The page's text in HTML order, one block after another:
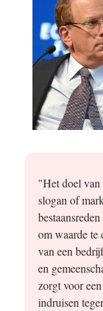
"Het doel van
slogan of
om waarde te
van een
en
zorgt voor
indruisen